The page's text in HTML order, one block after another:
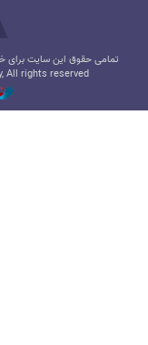
تمامی حقوق این سایت برای
All rights reserved